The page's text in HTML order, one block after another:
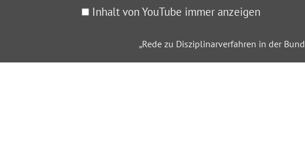
Inhalt von YouTube immer anzeigen
„Rede zu Disziplinarverfahren in der